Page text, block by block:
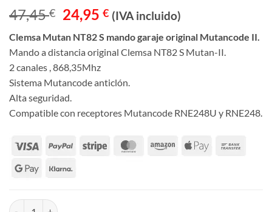
con3
de 5
en
base a
valoraciones
clientes
47,45€ El
precio
original
era:
47,45 €.
24,95€El
actual
es:
(IVA incluido)
Clemsa Mutan NT82 S mando garaje original Mutancode II.
Mando a distancia original Clemsa NT82 S Mutan-II.
2 canales , 868,35Mhz
Sistema Mutancode anticlón.
Alta seguridad.
Compatible con receptores Mutancode RNE248U y RNE248.
Clemsa Mutan NT82 S mando garaje original Mutancode II cantidad